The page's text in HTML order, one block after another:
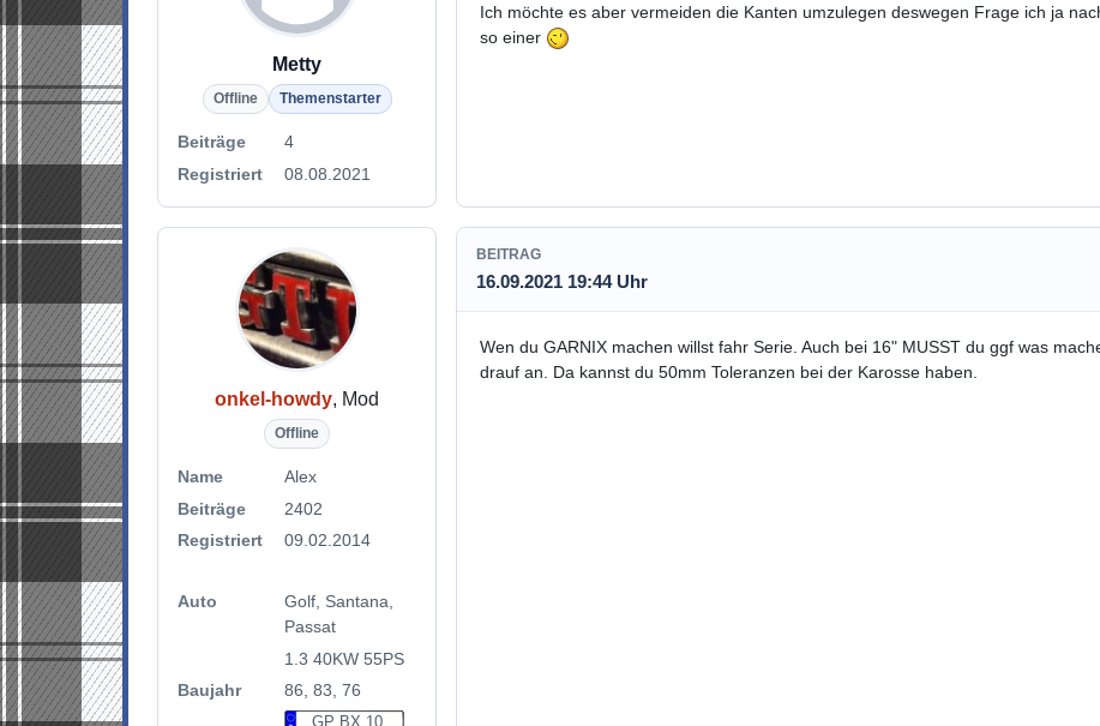
Metty
Offline Themenstarter
Beiträge
4
Registriert
08.08.2021
Ich möchte es aber vermeiden die Kanten umzulegen deswegen Frage ich ja
so einer
onkel-howdy, Mod
Offline
Name
Alex
Beiträge
2402
Registriert
09.02.2014
Auto
Golf, Santana,
Passat
1.3 40KW 55PS
Baujahr
86, 83, 76
GP BX 10
BEITRAG
16.09.2021 19:44 Uhr
Wen du GARNIX machen willst fahr Serie. Auch bei 16" MUSST du ggf was
drauf an. Da kannst du 50mm Toleranzen bei der Karosse haben.